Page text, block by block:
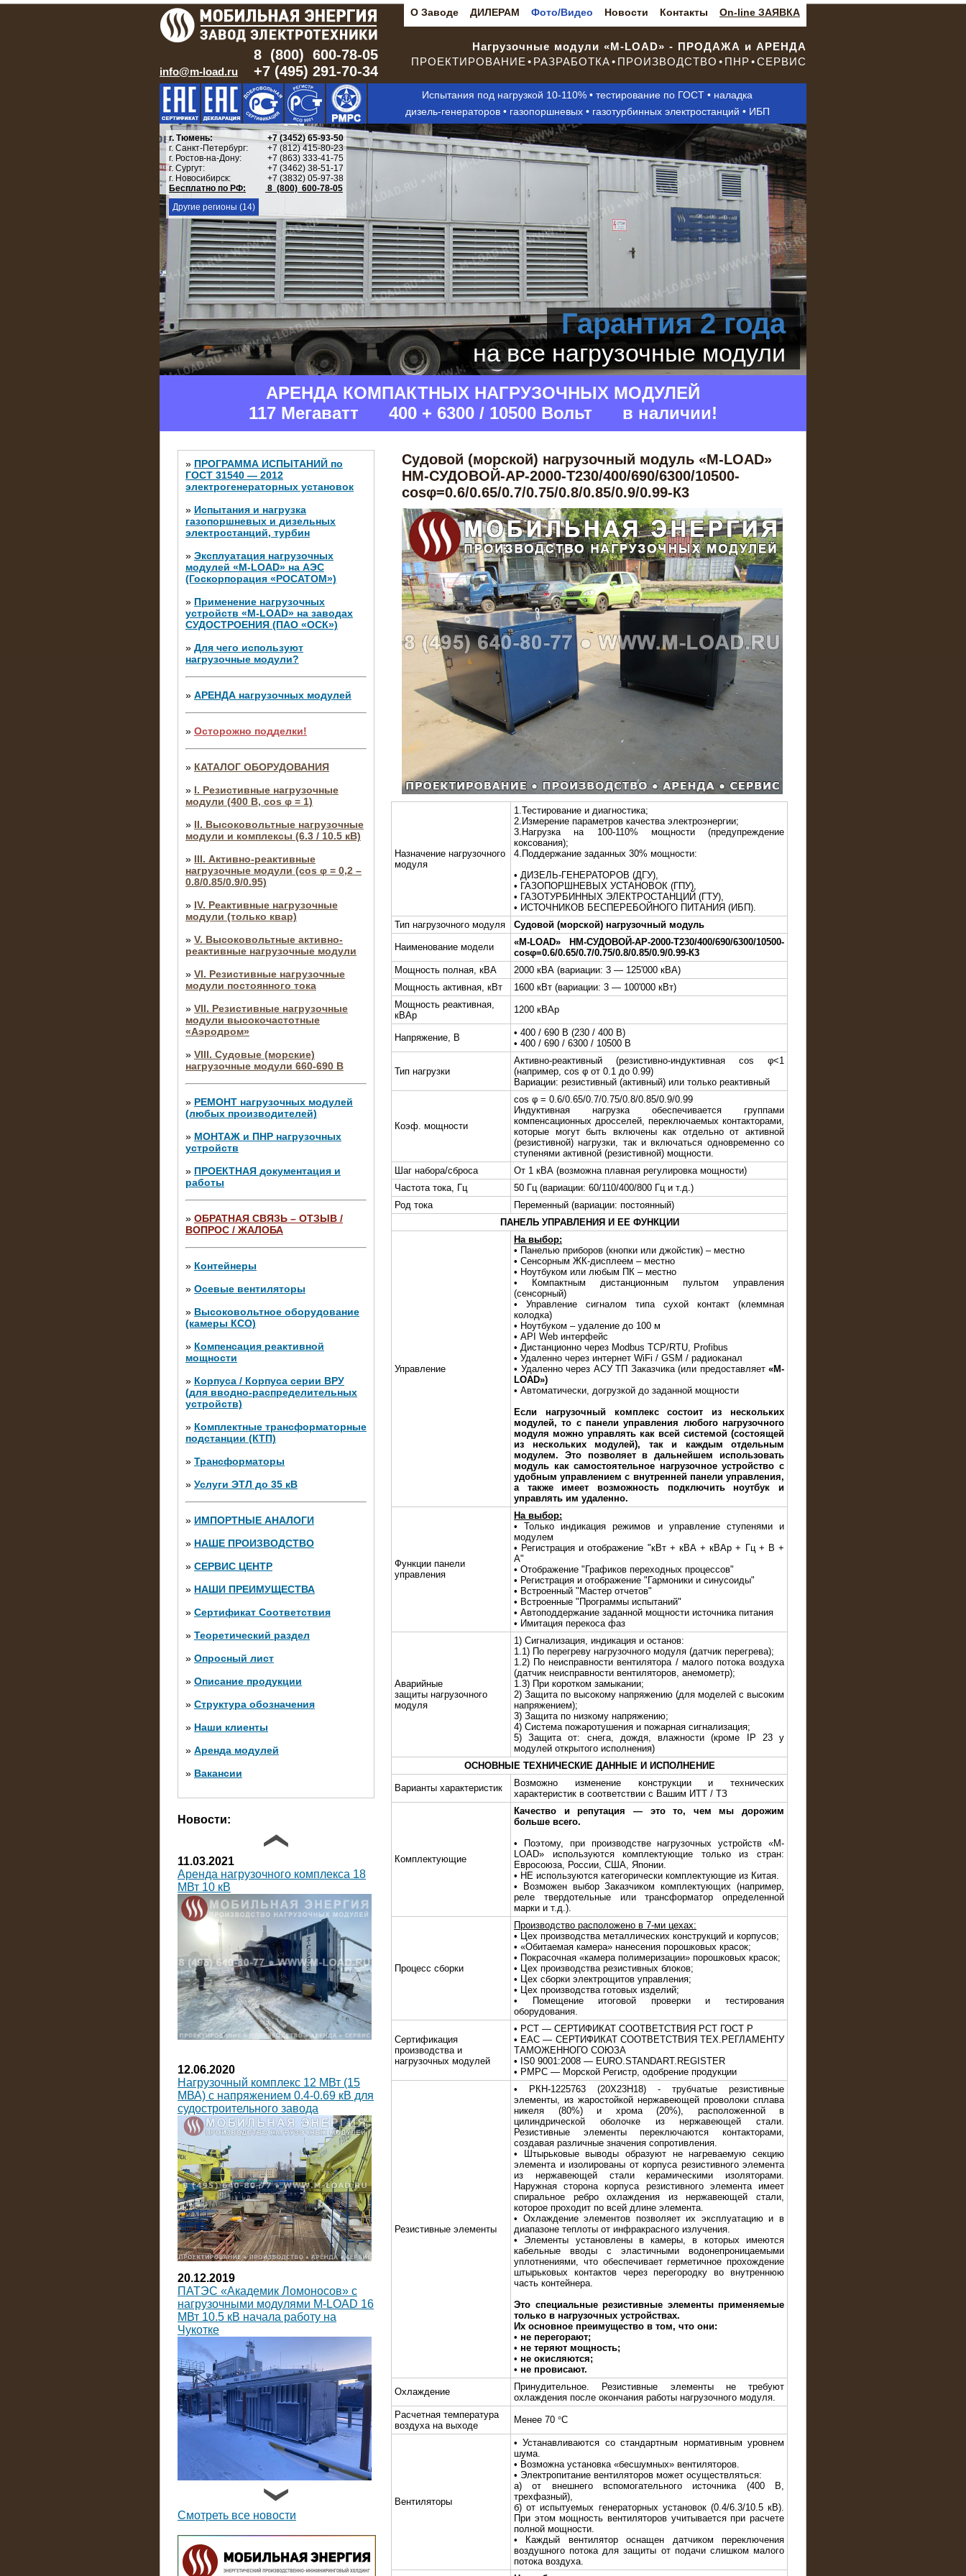
О Заводе ДИЛЕРАМ Фото/Видео Новости Контакты On-line ЗАЯВКА
info@m-load.ru
8 (800) 600-78-05
+7 (495) 291-70-34
Нагрузочные модули «M-LOAD» - ПРОДАЖА и АРЕНДА
ПРОЕКТИРОВАНИЕ • РАЗРАБОТКА • ПРОИЗВОДСТВО • ПНР • СЕРВИС
Испытания под нагрузкой 10-110% • тестирование по ГОСТ • наладка
дизель-генераторов • газопоршневых • газотурбинных электростанций • ИБП
г. Тюмень:
+7 (3452) 65-93-50
г. Санкт-Петербург:
+7 (812) 415-80-23
г. Ростов-на-Дону:
+7 (863) 333-41-75
г. Сургут:
+7 (3462) 38-51-17
г. Новосибирск:
+7 (3832) 05-97-38
Бесплатно по РФ:
8 (800) 600-78-05
Другие регионы (14)
Гарантия 2 года
на все нагрузочные модули
АРЕНДА КОМПАКТНЫХ НАГРУЗОЧНЫХ МОДУЛЕЙ
117 Мегаватт 400 + 6300 / 10500 Вольт в наличии!
» ПРОГРАММА ИСПЫТАНИЙ по
ГОСТ 31540 — 2012
электрогенераторных установок
» Испытания и нагрузка
газопоршневых и дизельных
электростанций, турбин
» Эксплуатация нагрузочных
модулей «M-LOAD» на АЭС
(Госкорпорация «РОСАТОМ»)
» Применение нагрузочных
устройств «M-LOAD» на заводах
СУДОСТРОЕНИЯ (ПАО «ОСК»)
» Для чего используют
нагрузочные модули?
» АРЕНДА нагрузочных модулей
» Осторожно подделки!
» КАТАЛОГ ОБОРУДОВАНИЯ
» I. Резистивные нагрузочные
модули (400 В, cos φ = 1)
» II. Высоковольтные нагрузочные
модули и комплексы (6.3 / 10.5 кВ)
» III. Активно-реактивные
нагрузочные модули (cos φ = 0,2 –
0.8/0.85/0.9/0.95)
» IV. Реактивные нагрузочные
модули (только квар)
» V. Высоковольтные активно-
реактивные нагрузочные модули
» VI. Резистивные нагрузочные
модули постоянного тока
» VII. Резистивные нагрузочные
модули высокочастотные
«Аэродром»
» VIII. Судовые (морские)
нагрузочные модули 660-690 В
» РЕМОНТ нагрузочных модулей
(любых производителей)
» МОНТАЖ и ПНР нагрузочных
устройств
» ПРОЕКТНАЯ документация и
работы
» ОБРАТНАЯ СВЯЗЬ – ОТЗЫВ /
ВОПРОС / ЖАЛОБА
» Контейнеры
» Осевые вентиляторы
» Высоковольтное оборудование
(камеры КСО)
» Компенсация реактивной
мощности
» Корпуса / Корпуса серии ВРУ
(для вводно-распределительных
устройств)
» Комплектные трансформаторные
подстанции (КТП)
» Трансформаторы
» Услуги ЭТЛ до 35 кВ
» ИМПОРТНЫЕ АНАЛОГИ
» НАШЕ ПРОИЗВОДСТВО
» СЕРВИС ЦЕНТР
» НАШИ ПРЕИМУЩЕСТВА
» Сертификат Соответствия
» Теоретический раздел
» Опросный лист
» Описание продукции
» Структура обозначения
» Наши клиенты
» Аренда модулей
» Вакансии
Новости:
10.04.2015
Аренда нагрузочного модуля 4 МВт,
10 кВ
28.02.2015
Нагрузочные модули 700 кВт (4
штуки)
10.10.2014
Нагрузочный комплекс 20 МВт в 2
яруса (напряжение 6-10 кВ)
11.03.2021
Аренда нагрузочного комплекса 18
МВт 10 кВ
12.06.2020
Нагрузочный комплекс 12 МВт (15
МВА) с напряжением 0.4-0.69 кВ для
судостроительного завода
20.12.2019
ПАТЭС «Академик Ломоносов» с
нагрузочными модулями M-LOAD 16
МВт 10.5 кВ начала работу на
Чукотке
На Коломенский завод поставлено 8
нагрузочных модулей постоянного
тока мощностью по 3600 кВт каждый
Смотреть все новости
Судовой (морской) нагрузочный модуль «M-LOAD»
НМ-СУДОВОЙ-АР-2000-Т230/400/690/6300/10500-
cosφ=0.6/0.65/0.7/0.75/0.8/0.85/0.9/0.99-К3
Назначение нагрузочного
модуля
1.Тестирование и диагностика;
2.Измерение параметров качества электроэнергии;
3.Нагрузка на 100-110% мощности (предупреждение
коксования);
4.Поддержание заданных 30% мощности:
• ДИЗЕЛЬ-ГЕНЕРАТОРОВ (ДГУ),
• ГАЗОПОРШНЕВЫХ УСТАНОВОК (ГПУ),
• ГАЗОТУРБИННЫХ ЭЛЕКТРОСТАНЦИЙ (ГТУ),
• ИСТОЧНИКОВ БЕСПЕРЕБОЙНОГО ПИТАНИЯ (ИБП).
Тип нагрузочного модуля
Судовой (морской) нагрузочный модуль
Наименование модели «M-LOAD»
НМ-СУДОВОЙ-АР-2000-Т230/400/690/6300/10500-
cosφ=0.6/0.65/0.7/0.75/0.8/0.85/0.9/0.99-К3
Мощность полная, кВА
2000 кВА (вариации: 3 — 125'000 кВА)
Мощность активная, кВт
1600 кВт (вариации: 3 — 100'000 кВт)
Мощность реактивная,
кВАр
1200 кВАр
Напряжение, В
• 400 / 690 В (230 / 400 В)
• 400 / 690 / 6300 / 10500 В
Тип нагрузки
Активно-реактивный (резистивно-индуктивная cos φ<1
(например, cos φ от 0.1 до 0.99)
Вариации: резистивный (активный) или только реактивный
Коэф. мощности
cos φ = 0.6/0.65/0.7/0.75/0.8/0.85/0.9/0.99
Индуктивная нагрузка обеспечивается группами
компенсационных дросселей, переключаемых контакторами,
которые могут быть включены как отдельно от активной
(резистивной) нагрузки, так и включаться одновременно со
ступенями активной (резистивной) мощности.
Шаг набора/сброса
От 1 кВА (возможна плавная регулировка мощности)
Частота тока, Гц
50 Гц (вариации: 60/110/400/800 Гц и т.д.)
Род тока
Переменный (вариации: постоянный)
ПАНЕЛЬ УПРАВЛЕНИЯ И ЕЕ ФУНКЦИИ
Управление
На выбор:
• Панелью приборов (кнопки или джойстик) – местно
• Сенсорным ЖК-дисплеем – местно
• Ноутбуком или любым ПК – местно
• Компактным дистанционным пультом управления
(сенсорный)
• Управление сигналом типа сухой контакт (клеммная
колодка)
• Ноутбуком – удаление до 100 м
• API Web интерфейс
• Дистанционно через Modbus TCP/RTU, Profibus
• Удаленно через интернет WiFi / GSM / радиоканал
• Удаленно через АСУ ТП Заказчика (или предоставляет «M-
LOAD»)
• Автоматически, догрузкой до заданной мощности
Если нагрузочный комплекс состоит из нескольких
модулей, то с панели управления любого нагрузочного
модуля можно управлять как всей системой (состоящей
из нескольких модулей), так и каждым отдельным
модулем. Это позволяет в дальнейшем использовать
модуль как самостоятельное нагрузочное устройство с
удобным управлением с внутренней панели управления,
а также имеет возможность подключить ноутбук и
управлять им удаленно.
Функции панели
управления
На выбор:
• Только индикация режимов и управление ступенями и
модулем
• Регистрация и отображение "кВт + кВА + кВАр + Гц + В +
А"
• Отображение "Графиков переходных процессов"
• Регистрация и отображение "Гармоники и синусоиды"
• Встроенный "Мастер отчетов"
• Встроенные "Программы испытаний"
• Автоподдержание заданной мощности источника питания
• Имитация перекоса фаз
Аварийные
защиты нагрузочного
модуля
1) Сигнализация, индикация и останов:
1.1) По перегреву нагрузочного модуля (датчик перегрева);
1.2) По неисправности вентилятора / малого потока воздуха
(датчик неисправности вентиляторов, анемометр);
1.3) При коротком замыкании;
2) Защита по высокому напряжению (для моделей с высоким
напряжением);
3) Защита по низкому напряжению;
4) Система пожаротушения и пожарная сигнализация;
5) Защита от: снега, дождя, влажности (кроме IP 23 у
модулей открытого исполнения)
ОСНОВНЫЕ ТЕХНИЧЕСКИЕ ДАННЫЕ И ИСПОЛНЕНИЕ
Варианты характеристик
Возможно изменение конструкции и технических
характеристик в соответствии с Вашим ИТТ / ТЗ
Комплектующие
Качество и репутация — это то, чем мы дорожим
больше всего.
• Поэтому, при производстве нагрузочных устройств «M-
LOAD» используются комплектующие только из стран:
Евросоюза, России, США, Японии.
• НЕ используются категорически комплектующие из Китая.
• Возможен выбор Заказчиком комплектующих (например,
реле твердотельные или трансформатор определенной
марки и т.д.).
Процесс сборки
Производство расположено в 7-ми цехах:
• Цех производства металлических конструкций и корпусов;
• «Обитаемая камера» нанесения порошковых красок;
• Покрасочная «камера полимеризации» порошковых красок;
• Цех производства резистивных блоков;
• Цех сборки электрощитов управления;
• Цех производства готовых изделий;
• Помещение итоговой проверки и тестирования
оборудования.
Сертификация
производства и
нагрузочных модулей
• РСТ — СЕРТИФИКАТ СООТВЕТСТВИЯ РСТ ГОСТ Р
• EAC — СЕРТИФИКАТ СООТВЕТСТВИЯ ТЕХ.РЕГЛАМЕНТУ
ТАМОЖЕННОГО СОЮЗА
• IS0 9001:2008 — EURO.STANDART.REGISTER
• РМРС — Морской Регистр, одобрение продукции
Резистивные элементы
• РКН-1225763 (20Х23Н18) - трубчатые резистивные
элементы, из жаростойкой нержавеющей проволоки сплава
никеля (80%) и хрома (20%), расположенной в
цилиндрической оболочке из нержавеющей стали.
Резистивные элементы переключаются контакторами,
создавая различные значения сопротивления.
• Штырьковые выводы образуют не нагреваемую секцию
элемента и изолированы от корпуса резистивного элемента
из нержавеющей стали керамическими изоляторами.
Наружная сторона корпуса резистивного элемента имеет
спиральное ребро охлаждения из нержавеющей стали,
которое проходит по всей длине элемента.
• Охлаждение элементов позволяет их эксплуатацию и в
диапазоне теплоты от инфракрасного излучения.
• Элементы установлены в камеры, в которых имеются
кабельные вводы с эластичными водонепроницаемыми
уплотнениями, что обеспечивает герметичное прохождение
штырьковых контактов через перегородку во внутреннюю
часть контейнера.
Это специальные резистивные элементы применяемые
только в нагрузочных устройствах.
Их основное преимущество в том, что они:
• не перегорают;
• не теряют мощность;
• не окисляются;
• не провисают.
Охлаждение
Принудительное. Резистивные элементы не требуют
охлаждения после окончания работы нагрузочного модуля.
Расчетная температура
воздуха на выходе
Менее 70 °С
Вентиляторы
• Устанавливаются со стандартным нормативным уровнем
шума.
• Возможна установка «бесшумных» вентиляторов.
• Электропитание вентиляторов может осуществляться:
а) от внешнего вспомогательного источника (400 В,
трехфазный),
б) от испытуемых генераторных установок (0.4/6.3/10.5 кВ).
При этом мощность вентиляторов учитывается при расчете
полной мощности.
• Каждый вентилятор оснащен датчиком переключения
воздушного потока для защиты от подачи слишком малого
потока воздуха.